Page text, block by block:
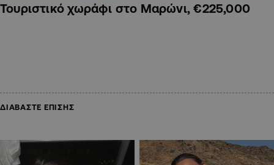
Τουριστικό χωράφι στο Μαρώνι, €225,000
ΔΙΑΒΑΣΤΕ ΕΠΙΣΗΣ